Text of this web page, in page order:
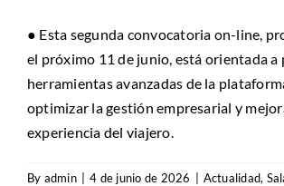
● Esta segunda convocatoria on-line,
el próximo 11 de junio, está orientada a
herramientas avanzadas de la
optimizar la gestión empresarial y
experiencia del viajero.
By admin | 4 de junio de 2026 | Actualidad,